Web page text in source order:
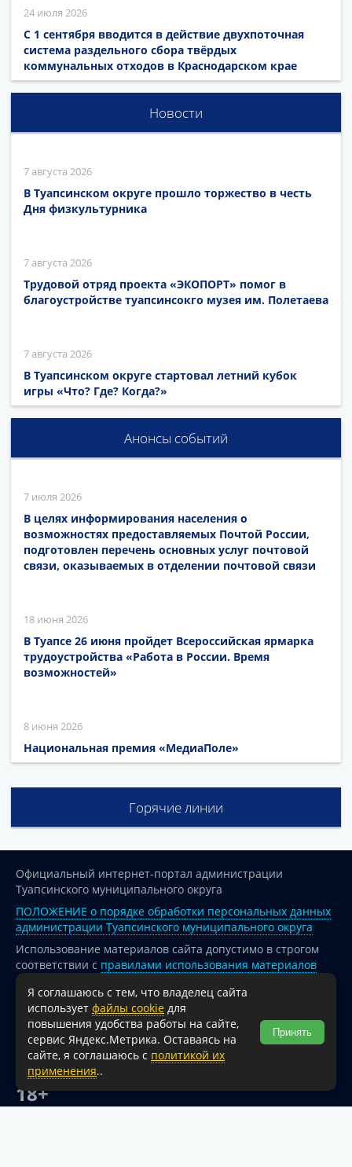
24 июля 2026
С 1 сентября вводится в действие двухпоточная
система раздельного сбора твёрдых
коммунальных отходов в Краснодарском крае
Новости
7 августа 2026
В Туапсинском округе прошло торжество в честь
Дня физкультурника
7 августа 2026
Трудовой отряд проекта «ЭКОПОРТ» помог в
благоустройстве туапсинсокго музея им. Полетаева
7 августа 2026
В Туапсинском округе стартовал летний кубок
игры «Что? Где? Когда?»
Анонсы событий
7 июля 2026
В целях информирования населения о
возможностях предоставляемых Почтой России,
подготовлен перечень основных услуг почтовой
связи, оказываемых в отделении почтовой связи
18 июня 2026
В Туапсе 26 июня пройдет Всероссийская ярмарка
трудоустройства «Работа в России. Время
возможностей»
8 июня 2026
Национальная премия «МедиаПоле»
Горячие линии
Официальный интернет-портал администрации
Туапсинского муниципального округа
ПОЛОЖЕНИЕ о порядке обработки персональных данных
администрации Туапсинского муниципального округа
Использование материалов сайта допустимо в строгом
соответствии с правилами использования материалов
опубликованных на сайте
При перепечатке и использовании информации ссылка
на источник обязательна.
Для сайтов и страниц сети Интернет обязательна
активная гиперссылка на официальный интернет-портал
администрации Туапсинского муниципального округа.
18+
Я соглашаюсь с тем, что владелец сайта
использует файлы cookie для
повышения удобства работы на сайте,
сервис Яндекс.Метрика. Оставаясь на
сайте, я соглашаюсь с политикой их
применения..
Принять